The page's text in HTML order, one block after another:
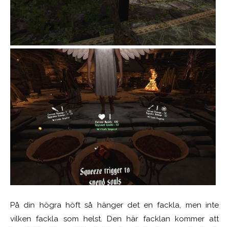
På din högra höft så hänger det en fackla, men inte
vilken fackla som helst. Den här facklan kommer att